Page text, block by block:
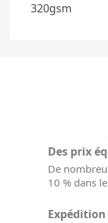
320gsm
Des prix
De
10 % dans
Expédition